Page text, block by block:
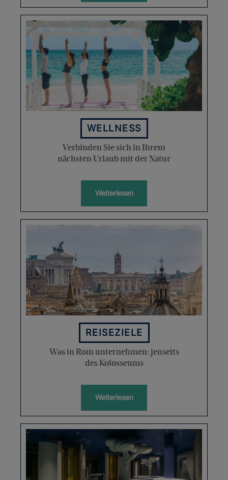
WELLNESS
Verbinden Sie sich in Ihrem
nächsten Urlaub mit der Natur
Weiterlesen
REISEZIELE
Was in Rom unternehmen: jenseits
des Kolosseums
Weiterlesen